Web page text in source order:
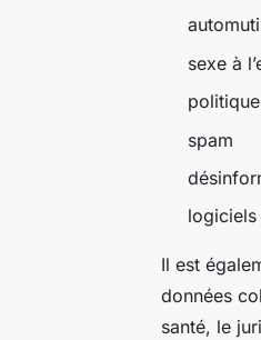
sexe à
politique
spam
logiciels
Il est
données
santé, le